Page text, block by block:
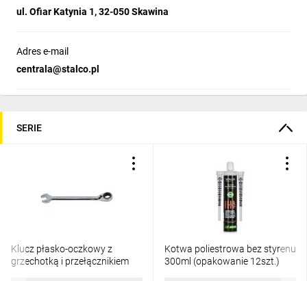
ul. Ofiar Katynia 1, 32-050 Skawina
Adres e-mail
centrala@stalco.pl
SERIE
Klucz płasko-oczkowy z
grzechotką i przełącznikiem
Kotwa poliestrowa bez styrenu
300ml (opakowanie 12szt.)